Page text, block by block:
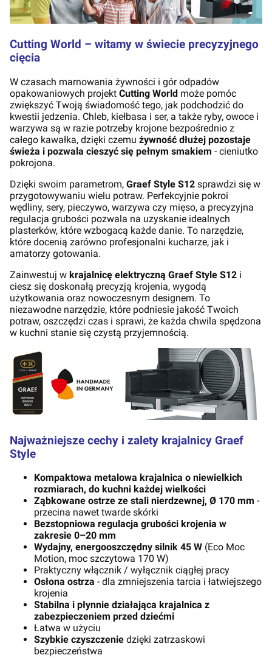
Cutting World – witamy w świecie precyzyjnego
cięcia
W czasach marnowania żywności i gór odpadów
opakowaniowych projekt Cutting World może pomóc
zwiększyć Twoją świadomość tego, jak podchodzić do
kwestii jedzenia. Chleb, kiełbasa i ser, a także ryby, owoce i
warzywa są w razie potrzeby krojone bezpośrednio z
całego kawałka, dzięki czemu żywność dłużej pozostaje
świeża i pozwala cieszyć się pełnym smakiem - cieniutko
pokrojona.
Dzięki swoim parametrom, Graef Style S12 sprawdzi się w
przygotowywaniu wielu potraw. Perfekcyjnie pokroi
wędliny, sery, pieczywo, warzywa czy mięso, a precyzyjna
regulacja grubości pozwala na uzyskanie idealnych
plasterków, które wzbogacą każde danie. To narzędzie,
które docenią zarówno profesjonalni kucharze, jak i
amatorzy gotowania.
Zainwestuj w krajalnicę elektryczną Graef Style S12 i
ciesz się doskonałą precyzją krojenia, wygodą
użytkowania oraz nowoczesnym designem. To
niezawodne narzędzie, które podniesie jakość Twoich
potraw, oszczędzi czas i sprawi, że każda chwila spędzona
w kuchni stanie się czystą przyjemnością.
Najważniejsze cechy i zalety krajalnicy Graef
Style
Kompaktowa metalowa krajalnica o niewielkich
rozmiarach, do kuchni każdej wielkości
Ząbkowane ostrze ze stali nierdzewnej, Ø 170 mm -
przecina nawet twarde skórki
Bezstopniowa regulacja grubości krojenia w
zakresie 0–20 mm
Wydajny, energooszczędny silnik 45 W (Eco Moc
Motion, moc szczytowa 170 W)
Praktyczny włącznik / wyłącznik ciągłej pracy
Osłona ostrza - dla zmniejszenia tarcia i łatwiejszego
krojenia
Stabilna i płynnie działająca krajalnica z
zabezpieczeniem przed dziećmi
Łatwa w użyciu
Szybkie czyszczenie dzięki zatrzaskowi
bezpieczeństwa